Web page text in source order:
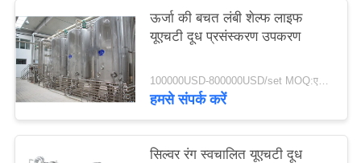
ऊर्जा की बचत लंबी शेल्फ लाइफ
यूएचटी दूध प्रसंस्करण उपकरण
100000USD-800000USD/set MOQ:एक सेट
हमसे संपर्क करें
सिल्वर रंग स्वचालित यूएचटी दूध